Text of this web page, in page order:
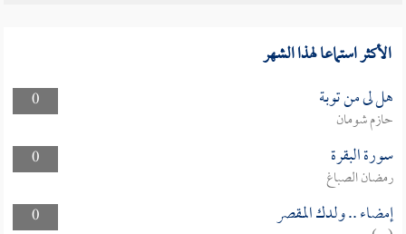
الأكثر استماعا لهذا الشهر
0 هل لى من توبة
حازم شومان
0
سورة البقرة
رمضان الصباغ
0
إمضاء .. ولدك المقصر